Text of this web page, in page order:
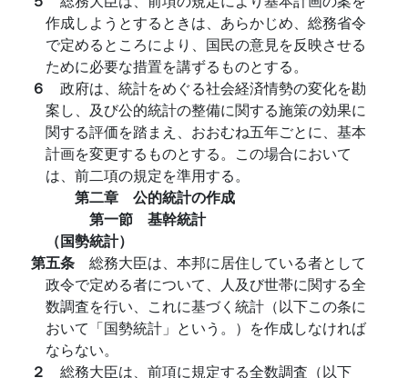
作成しようとするときは、あらかじめ、総務省令
で定めるところにより、国民の意見を反映させる
ために必要な措置を講ずるものとする。
６ 政府は、統計をめぐる社会経済情勢の変化を勘
案し、及び公的統計の整備に関する施策の効果に
関する評価を踏まえ、おおむね五年ごとに、基本
計画を変更するものとする。この場合において
は、前二項の規定を準用する。
第二章 公的統計の作成
第一節 基幹統計
（国勢統計）
第五条 総務大臣は、本邦に居住している者として
政令で定める者について、人及び世帯に関する全
数調査を行い、これに基づく統計（以下この条に
おいて「国勢統計」という。）を作成しなければ
ならない。
２ 総務大臣は、前項に規定する全数調査（以下